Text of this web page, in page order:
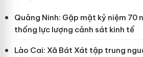
Quảng Ninh: Gặp mặt kỷ niệm 70
thống lực lượng cảnh sát kinh tế
Lào Cai: Xã Bát Xát tập trung